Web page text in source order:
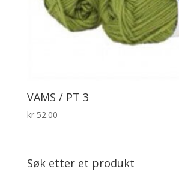
VAMS / PT 3
kr52.00
Søk etter et produkt